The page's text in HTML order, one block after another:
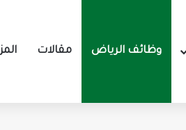
وظائف الرياض مقالات